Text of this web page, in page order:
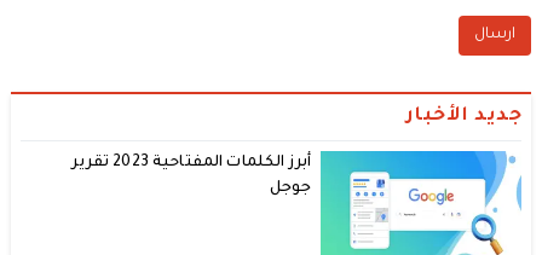
جديد الأخبار
أبرز الكلمات المفتاحية 2023 تقرير
جوجل